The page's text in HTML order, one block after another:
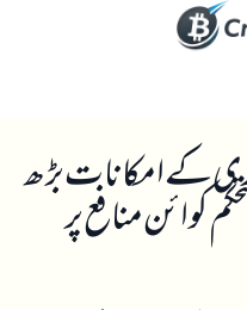
کے امکانات بڑھ
کوائن منافع پر